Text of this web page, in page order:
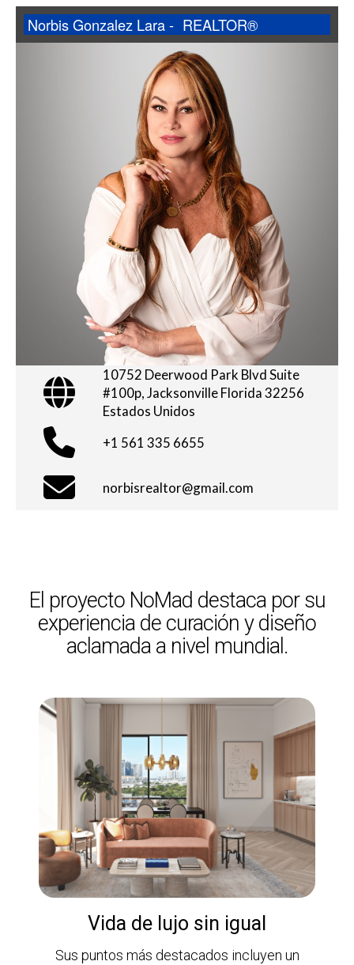
Norbis Gonzalez Lara - REALTOR®
10752 Deerwood Park Blvd Suite
#100p, Jacksonville Florida 32256
Estados Unidos
+1 561 335 6655
norbisrealtor@gmail.com
El proyecto NoMad destaca por su
experiencia de curación y diseño
aclamada a nivel mundial.
Vida de lujo sin igual
Sus puntos más destacados incluyen un